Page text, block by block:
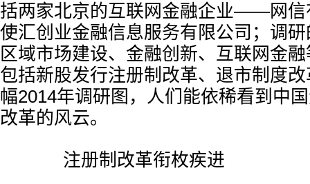
括两家北京的互联网金融企业——网信
使汇创业金融信息服务有限公司；调
区域市场建设、金融创新、互联网金
包括新股发行注册制改革、退市制度
幅2014年调研图，人们能依稀看到中
改革的风云。
注册制改革衔枚疾进